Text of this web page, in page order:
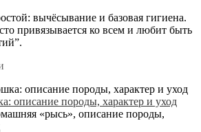
вычёсывание и базовая гигиена.
привязывается ко всем и любит быть
описание породы, характер и уход